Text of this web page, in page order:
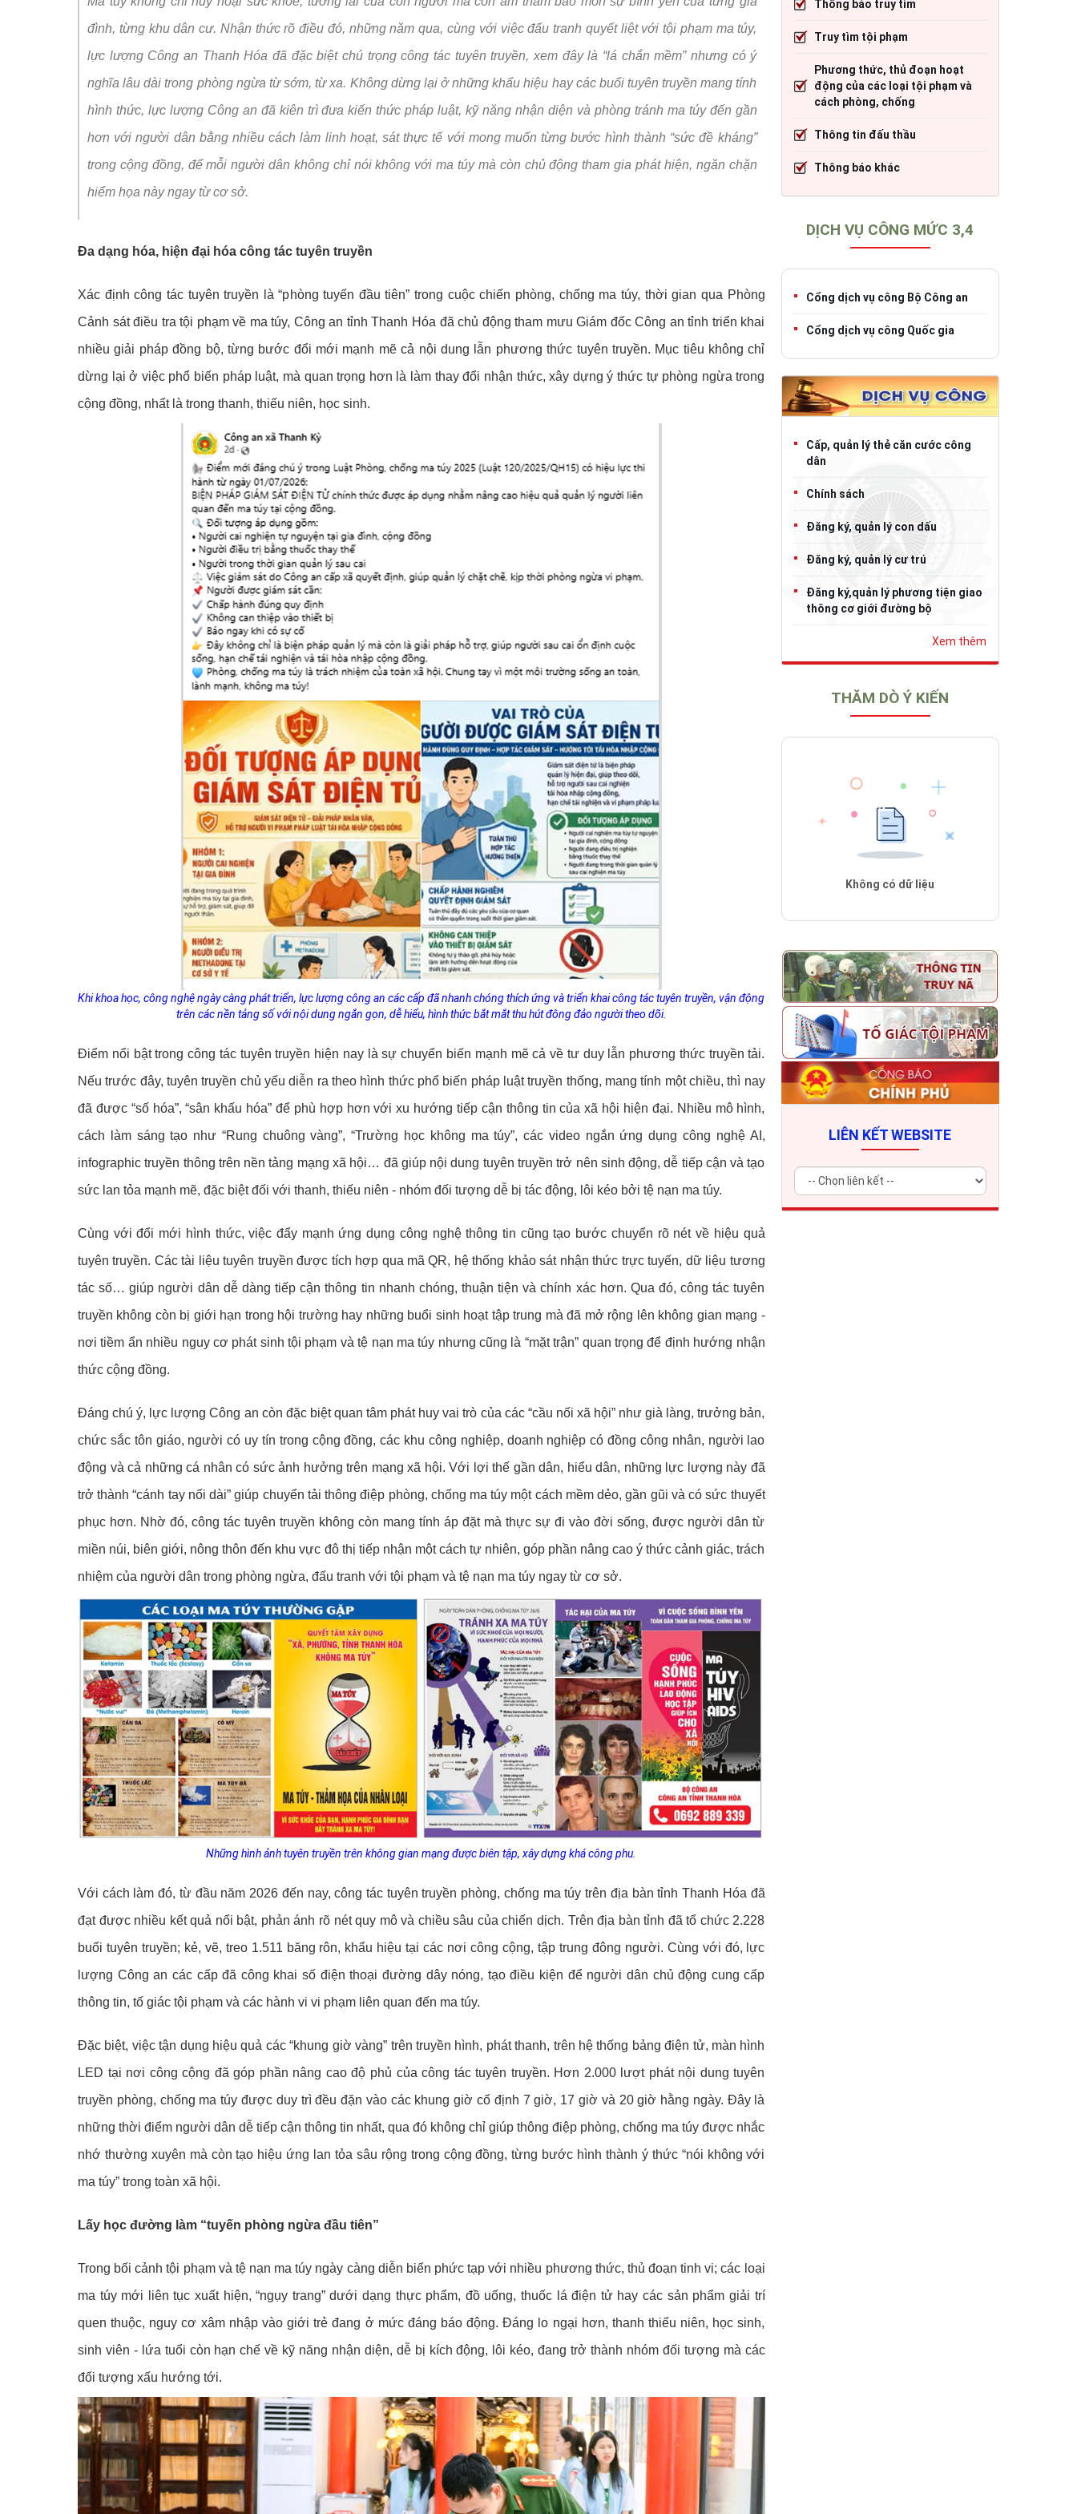
Chuyển đổi số và Đề án 06
Video clips Phòng cháy chữa cháy
Chế độ chính sách
Pháp chế
Trật tự, an toàn giao thông
Lĩnh vực khác
Trang TTĐT Cục CSGT đường bộ
Trang TTĐT Sở Giao thông vận tải tỉnh
Trang TTĐT Cục Đăng kiểm Việt Nam
Thông tin đấu thầu
Thông báo khác
đình, từng khu dân cư. Nhận thức rõ điều đó, những năm qua, cùng với việc đấu tranh quyết liệt với tội phạm ma túy,
lực lượng Công an Thanh Hóa đã đặc biệt chú trọng công tác tuyên truyền, xem đây là “lá chắn mềm” nhưng có ý
nghĩa lâu dài trong phòng ngừa từ sớm, từ xa. Không dừng lại ở những khẩu hiệu hay các buổi tuyên truyền mang tính
hình thức, lực lượng Công an đã kiên trì đưa kiến thức pháp luật, kỹ năng nhận diện và phòng tránh ma túy đến gần
hơn với người dân bằng nhiều cách làm linh hoạt, sát thực tế với mong muốn từng bước hình thành “sức đề kháng”
trong cộng đồng, để mỗi người dân không chỉ nói không với ma túy mà còn chủ động tham gia phát hiện, ngăn chặn
hiểm họa này ngay từ cơ sở.
Đa dạng hóa, hiện đại hóa công tác tuyên truyền
Xác định công tác tuyên truyền là “phòng tuyến đầu tiên” trong cuộc chiến phòng, chống ma túy, thời gian qua Phòng
Cảnh sát điều tra tội phạm về ma túy, Công an tỉnh Thanh Hóa đã chủ động tham mưu Giám đốc Công an tỉnh triển khai
nhiều giải pháp đồng bộ, từng bước đổi mới mạnh mẽ cả nội dung lẫn phương thức tuyên truyền. Mục tiêu không chỉ
dừng lại ở việc phổ biến pháp luật, mà quan trọng hơn là làm thay đổi nhận thức, xây dựng ý thức tự phòng ngừa trong
cộng đồng, nhất là trong thanh, thiếu niên, học sinh.
Khi khoa học, công nghệ ngày càng phát triển, lực lượng công an các cấp đã nhanh chóng thích ứng và triển khai công tác tuyên truyền, vận động
trên các nền tảng số với nội dung ngắn gọn, dễ hiểu, hình thức bắt mắt thu hút đông đảo người theo dõi.
Điểm nổi bật trong công tác tuyên truyền hiện nay là sự chuyển biến mạnh mẽ cả về tư duy lẫn phương thức truyền tải.
Nếu trước đây, tuyên truyền chủ yếu diễn ra theo hình thức phổ biến pháp luật truyền thống, mang tính một chiều, thì nay
đã được “số hóa”, “sân khấu hóa” để phù hợp hơn với xu hướng tiếp cận thông tin của xã hội hiện đại. Nhiều mô hình,
cách làm sáng tạo như “Rung chuông vàng”, “Trường học không ma túy”, các video ngắn ứng dụng công nghệ AI,
infographic truyền thông trên nền tảng mạng xã hội… đã giúp nội dung tuyên truyền trở nên sinh động, dễ tiếp cận và tạo
sức lan tỏa mạnh mẽ, đặc biệt đối với thanh, thiếu niên - nhóm đối tượng dễ bị tác động, lôi kéo bởi tệ nạn ma túy.
Cùng với đổi mới hình thức, việc đẩy mạnh ứng dụng công nghệ thông tin cũng tạo bước chuyển rõ nét về hiệu quả
tuyên truyền. Các tài liệu tuyên truyền được tích hợp qua mã QR, hệ thống khảo sát nhận thức trực tuyến, dữ liệu tương
tác số… giúp người dân dễ dàng tiếp cận thông tin nhanh chóng, thuận tiện và chính xác hơn. Qua đó, công tác tuyên
truyền không còn bị giới hạn trong hội trường hay những buổi sinh hoạt tập trung mà đã mở rộng lên không gian mạng -
nơi tiềm ẩn nhiều nguy cơ phát sinh tội phạm và tệ nạn ma túy nhưng cũng là “mặt trận” quan trọng để định hướng nhận
thức cộng đồng.
Đáng chú ý, lực lượng Công an còn đặc biệt quan tâm phát huy vai trò của các “cầu nối xã hội” như già làng, trưởng bản,
chức sắc tôn giáo, người có uy tín trong cộng đồng, các khu công nghiệp, doanh nghiệp có đồng công nhân, người lao
động và cả những cá nhân có sức ảnh hưởng trên mạng xã hội. Với lợi thế gần dân, hiểu dân, những lực lượng này đã
trở thành “cánh tay nối dài” giúp chuyển tải thông điệp phòng, chống ma túy một cách mềm dẻo, gần gũi và có sức thuyết
phục hơn. Nhờ đó, công tác tuyên truyền không còn mang tính áp đặt mà thực sự đi vào đời sống, được người dân từ
miền núi, biên giới, nông thôn đến khu vực đô thị tiếp nhận một cách tự nhiên, góp phần nâng cao ý thức cảnh giác, trách
nhiệm của người dân trong phòng ngừa, đấu tranh với tội phạm và tệ nạn ma túy ngay từ cơ sở.
Những hình ảnh tuyên truyền trên không gian mạng được biên tập, xây dựng khá công phu.
Với cách làm đó, từ đầu năm 2026 đến nay, công tác tuyên truyền phòng, chống ma túy trên địa bàn tỉnh Thanh Hóa đã
đạt được nhiều kết quả nổi bật, phản ánh rõ nét quy mô và chiều sâu của chiến dịch. Trên địa bàn tỉnh đã tổ chức 2.228
buổi tuyên truyền; kẻ, vẽ, treo 1.511 băng rôn, khẩu hiệu tại các nơi công cộng, tập trung đông người. Cùng với đó, lực
lượng Công an các cấp đã công khai số điện thoại đường dây nóng, tạo điều kiện để người dân chủ động cung cấp
thông tin, tố giác tội phạm và các hành vi vi phạm liên quan đến ma túy.
Đặc biệt, việc tận dụng hiệu quả các “khung giờ vàng” trên truyền hình, phát thanh, trên hệ thống bảng điện tử, màn hình
LED tại nơi công cộng đã góp phần nâng cao độ phủ của công tác tuyên truyền. Hơn 2.000 lượt phát nội dung tuyên
truyền phòng, chống ma túy được duy trì đều đặn vào các khung giờ cố định 7 giờ, 17 giờ và 20 giờ hằng ngày. Đây là
những thời điểm người dân dễ tiếp cận thông tin nhất, qua đó không chỉ giúp thông điệp phòng, chống ma túy được nhắc
nhớ thường xuyên mà còn tạo hiệu ứng lan tỏa sâu rộng trong cộng đồng, từng bước hình thành ý thức “nói không với
ma túy” trong toàn xã hội.
Lấy học đường làm “tuyến phòng ngừa đầu tiên”
Trong bối cảnh tội phạm và tệ nạn ma túy ngày càng diễn biến phức tạp với nhiều phương thức, thủ đoạn tinh vi; các loại
ma túy mới liên tục xuất hiện, “ngụy trang” dưới dạng thực phẩm, đồ uống, thuốc lá điện tử hay các sản phẩm giải trí
quen thuộc, nguy cơ xâm nhập vào giới trẻ đang ở mức đáng báo động. Đáng lo ngại hơn, thanh thiếu niên, học sinh,
sinh viên - lứa tuổi còn hạn chế về kỹ năng nhận diện, dễ bị kích động, lôi kéo, đang trở thành nhóm đối tượng mà các
đối tượng xấu hướng tới.
Thông báo truy tìm
Truy tìm tội phạm
Phương thức, thủ đoạn hoạt
động của các loại tội phạm và
cách phòng, chống
Thông tin đấu thầu
Thông báo khác
DỊCH VỤ CÔNG MỨC 3,4
Cổng dịch vụ công Bộ Công an
Cổng dịch vụ công Quốc gia
Cấp, quản lý thẻ căn cước công
dân
Chính sách
Đăng ký, quản lý con dấu
Đăng ký, quản lý cư trú
Đăng ký,quản lý phương tiện giao
thông cơ giới đường bộ
Xem thêm
THĂM DÒ Ý KIẾN
Không có dữ liệu
LIÊN KẾT WEBSITE